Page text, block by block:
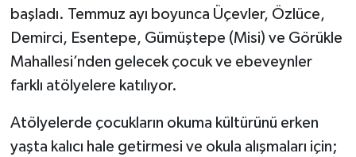
başladı. Temmuz ayı boyunca Üçevler, Özlüce,
Demirci, Esentepe, Gümüştepe (Misi) ve Görükle
Mahallesi’nden gelecek çocuk ve ebeveynler
farklı atölyelere katılıyor.
Atölyelerde çocukların okuma kültürünü erken
yaşta kalıcı hale getirmesi ve okula alışmaları için;